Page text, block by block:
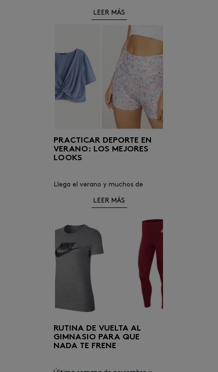
van cogiendo cada vez más
LEER MÁS
PRACTICAR DEPORTE EN
VERANO: LOS MEJORES
LOOKS
Llega el verano y muchos de
deporte, incluso alguna modalidad
LEER MÁS
RUTINA DE VUELTA AL
GIMNASIO PARA QUE
NADA TE FRENE